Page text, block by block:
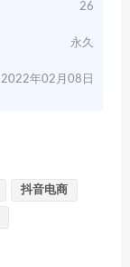
26
永久
2022年02月08日
抖音电商